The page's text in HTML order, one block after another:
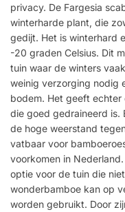
privacy. De Fargesia
winterharde plant, die
gedijt. Het is winterhard
-20 graden Celsius. Dit
tuin waar de winters
weinig verzorging nodig
bodem. Het geeft echter
die goed gedraineerd is.
de hoge weerstand
vatbaar voor
voorkomen in
optie voor de tuin die
wonderbamboe kan op
worden gebruikt. Door